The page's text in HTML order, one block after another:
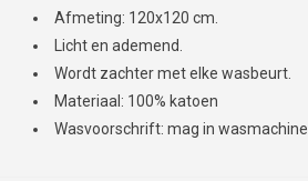
Afmeting: 120x120 cm.
Licht en ademend.
Wordt zachter met elke wasbeurt.
Materiaal: 100% katoen
Wasvoorschrift: mag in wasmachine.